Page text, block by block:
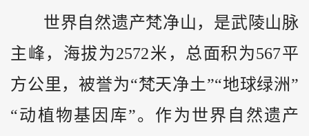
世界自然遗产梵净山，是武陵山脉
主峰，海拔为2572米，总面积为567平
方公里，被誉为“梵天净土”“地球绿洲”
“动植物基因库”。作为世界自然遗产